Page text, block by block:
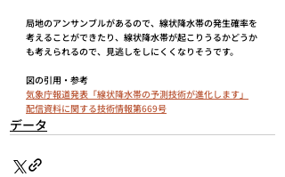
局地のアンサンブルがあるので、線状降水帯の発生確率を
考えることができたり、線状降水帯が起こりうるかどうか
も考えられるので、見逃しをしにくくなりそうです。
図の引用・参考
気象庁報道発表「線状降水帯の予測技術が進化します」
配信資料に関する技術情報第669号
データ